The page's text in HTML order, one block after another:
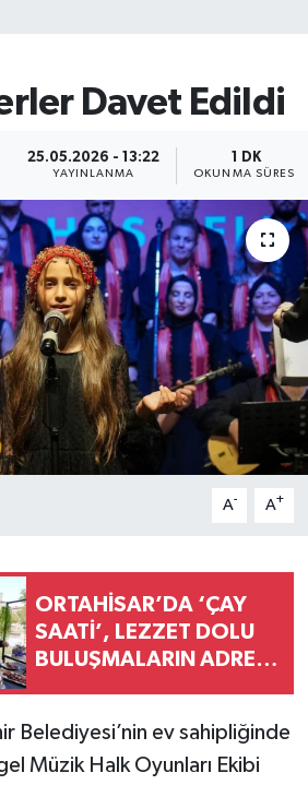
Davet Edildi
25.05.2026 - 13:22
YAYINLANMA
1 DK
OKUNMA SÜRESI
A- A+
ORTAHİSAR’DA ‘ÇAY
SAATİ’, LEZZET DOLU
BULUŞMALARIN ADRESİ
Belediyesi’nin ev sahipliğinde
Müzik Halk Oyunları Ekibi